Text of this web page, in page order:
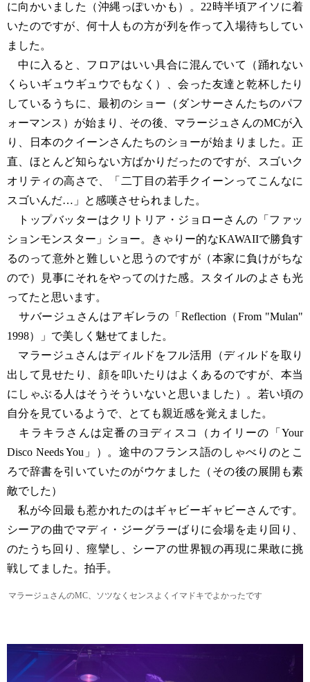
に向かいました（沖縄っぽいかも）。22時半頃アイソに着
いたのですが、何十人もの方が列を作って入場待ちしてい
ました。
中に入ると、フロアはいい具合に混んでいて（踊れない
くらいギュウギュウでもなく）、会った友達と乾杯したり
しているうちに、最初のショー（ダンサーさんたちのパフ
ォーマンス）が始まり、その後、マラージュさんのMCが入
り、日本のクイーンさんたちのショーが始まりました。正
直、ほとんど知らない方ばかりだったのですが、スゴいク
オリティの高さで、「二丁目の若手クイーンってこんなに
スゴいんだ…」と感嘆させられました。
トップバッターはクリトリア・ジョローさんの「ファッ
ションモンスター」ショー。きゃりー的なKAWAIIで勝負す
るのって意外と難しいと思うのですが（本家に負けがちな
ので）見事にそれをやってのけた感。スタイルのよさも光
ってたと思います。
サバージュさんはアギレラの「Reflection（From "Mulan"
1998）」で美しく魅せてました。
マラージュさんはディルドをフル活用（ディルドを取り
出して見せたり、顔を叩いたりはよくあるのですが、本当
にしゃぶる人はそうそういないと思いました）。若い頃の
自分を見ているようで、とても親近感を覚えました。
キラキラさんは定番のヨディスコ（カイリーの「Your
Disco Needs You」）。途中のフランス語のしゃべりのとこ
ろで辞書を引いていたのがウケました（その後の展開も素
敵でした）
私が今回最も惹かれたのはギャビーギャビーさんです。
シーアの曲でマディ・ジーグラーばりに会場を走り回り、
のたうち回り、痙攣し、シーアの世界観の再現に果敢に挑
戦してました。拍手。
マラージュさんのMC、ソツなくセンスよくイマドキでよかったです